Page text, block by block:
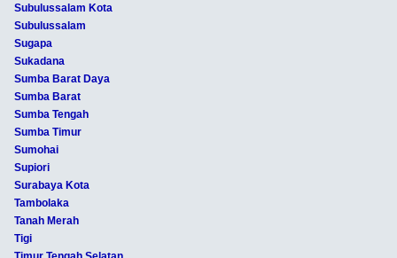
Subulussalam Kota
Subulussalam
Sugapa
Sukadana
Sumba Barat Daya
Sumba Barat
Sumba Tengah
Sumba Timur
Sumohai
Supiori
Surabaya Kota
Tambolaka
Tanah Merah
Tigi